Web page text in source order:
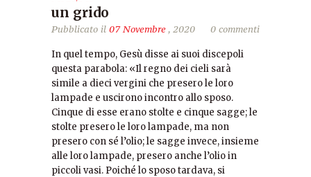
un grido
Pubblicato il 07 Novembre, 2020 0 commenti
In quel tempo, Gesù disse ai suoi discepoli
questa parabola: «Il regno dei cieli sarà
simile a dieci vergini che presero le loro
lampade e uscirono incontro allo sposo.
Cinque di esse erano stolte e cinque sagge; le
stolte presero le loro lampade, ma non
presero con sé l’olio; le sagge invece, insieme
alle loro lampade, presero anche l’olio in
piccoli vasi. Poiché lo sposo tardava, si